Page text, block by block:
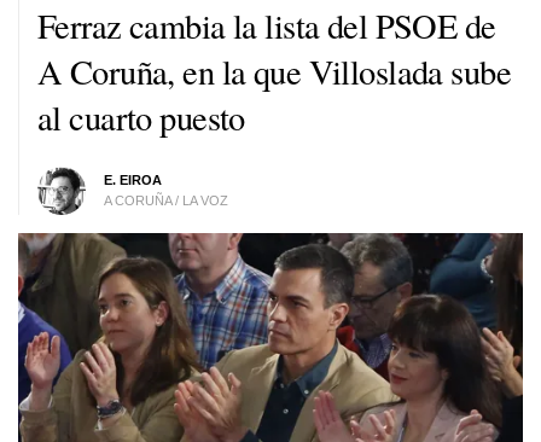
Ferraz cambia la lista del PSOE de
A Coruña, en la que Villoslada sube
al cuarto puesto
E. EIROA
A CORUÑA / LA VOZ